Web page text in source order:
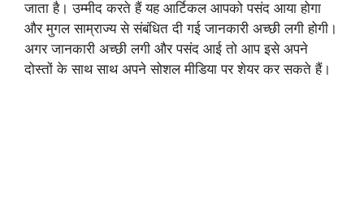
जाता है। उम्मीद करते हैं यह आर्टिकल आपको पसंद आया होगा
और मुगल साम्राज्य से संबंधित दी गई जानकारी अच्छी लगी होगी।
अगर जानकारी अच्छी लगी और पसंद आई तो आप इसे अपने
दोस्तों के साथ साथ अपने सोशल मीडिया पर शेयर कर सकते हैं।